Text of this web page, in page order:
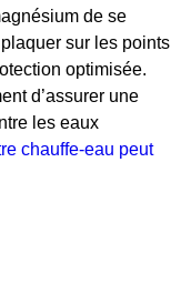
de se
sur les points
optimisée.
d’assurer une
les eaux
chauffe-eau peut